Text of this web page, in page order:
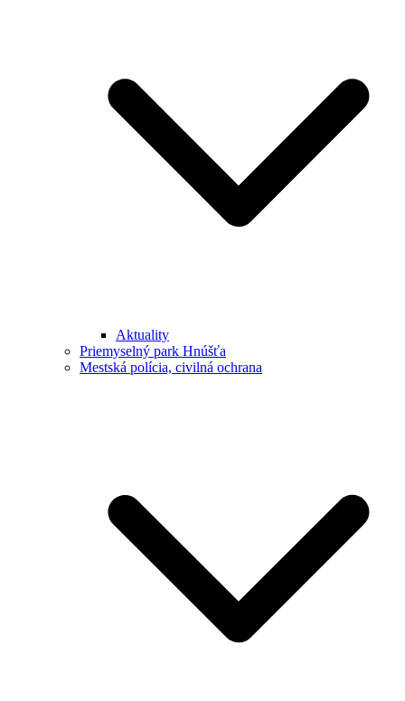
Aktuality
Priemyselný park Hnúšťa
Mestská polícia, civilná ochrana